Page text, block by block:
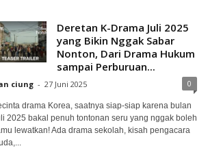
Deretan K-Drama Juli 2025
yang Bikin Nggak Sabar
Nonton, Dari Drama Hukum
sampai Perburuan...
ciung - 27 Juni 2025 0
drama Korea, saatnya siap-siap karena bulan
2025 bakal penuh tontonan seru yang nggak boleh
lewatkan! Ada drama sekolah, kisah pengacara